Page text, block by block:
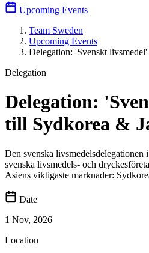
Upcoming Events
Team Sweden
Upcoming Events
Delegation: 'Svenskt
Delegation
Delegation:
till Sydkorea &
Den svenska livsmedelsdelegationen
svenska livsmedels- och
Asiens viktigaste marknader:
Date
1 Nov, 2026
Location